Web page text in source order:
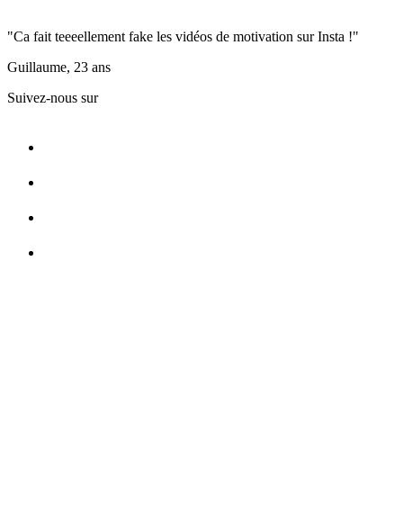
"Ca fait teeeellement fake les vidéos de motivation sur Insta !"
Guillaume, 23 ans
Suivez-nous sur